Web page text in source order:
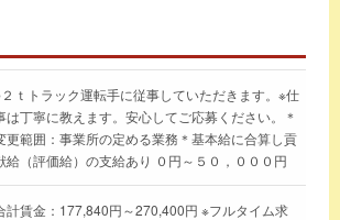
ｔトラック運転手に従事していただきます。※仕
は丁寧に教えます。安心してご応募ください。＊
更範囲：事業所の定める業務＊基本給に合算し貢
給（評価給）の支給あり ０円～５０，０００円
計賃金：177,840円～270,400円 ※フルタイム求